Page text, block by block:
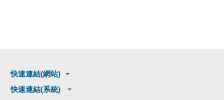
快速連結(網站)
快速連結(系統)